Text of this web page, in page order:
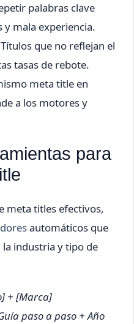
palabras clave
y mala experiencia.
Títulos que no reflejan el
tasas de rebote.
meta title en
a los motores y
para
meta titles efectivos,
automáticos que
industria y tipo de
+ [Marca]
paso a paso + Año